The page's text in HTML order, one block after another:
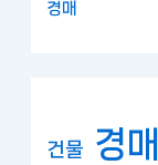
경매
건물 경매